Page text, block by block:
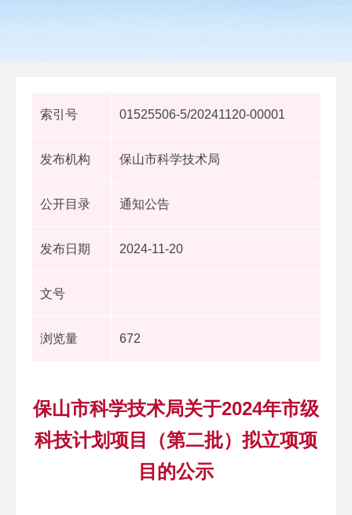
索引号 01525506-5/20241120-00001
发布机构 保山市科学技术局
公开目录 通知公告
发布日期 2024-11-20
文号
浏览量 672
保山市科学技术局关于2024年市级
科技计划项目（第二批）拟立项项
目的公示